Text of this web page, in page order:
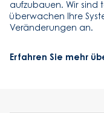
aufzubauen. Wir sind
überwachen Ihre
Veränderungen an.
Erfahren Sie mehr